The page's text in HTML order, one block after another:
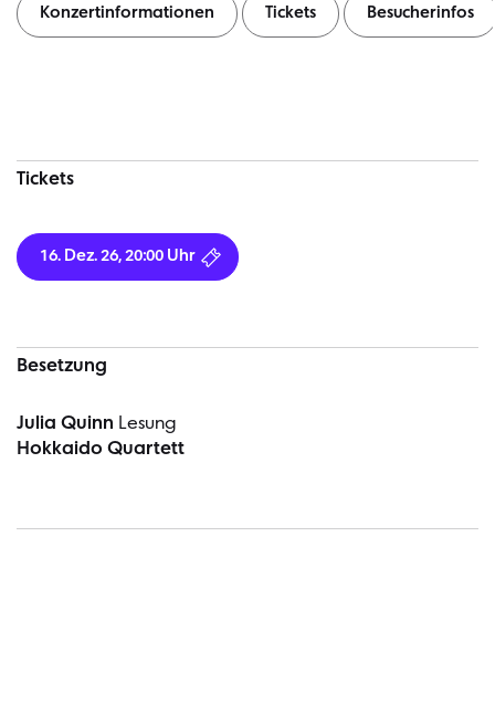
Konzertinformationen Tickets Besucherinfos
Tickets
16. Dez. 26, 20:00 Uhr
Besetzung
Julia Quinn Lesung
Hokkaido Quartett